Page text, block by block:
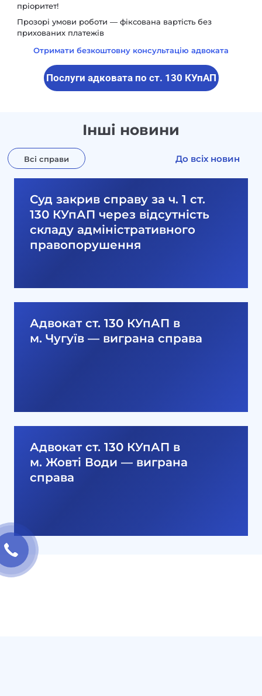
пріоритет!
Прозорі умови роботи— фіксована вартість без
прихованих платежів
Отримати безкоштовну консультацію адвоката
Послуги адковата по ст. 130 КУпАП
Інші новини
Всі справи До всіх новин
Суд закрив справу за ч. 1 ст.
130 КУпАП через відсутність
складу адміністративного
правопорушення
Адвокат ст. 130 КУпАП в
м. Чугуїв — виграна справа
Адвокат ст. 130 КУпАП в
м. Жовті Води — виграна
справа